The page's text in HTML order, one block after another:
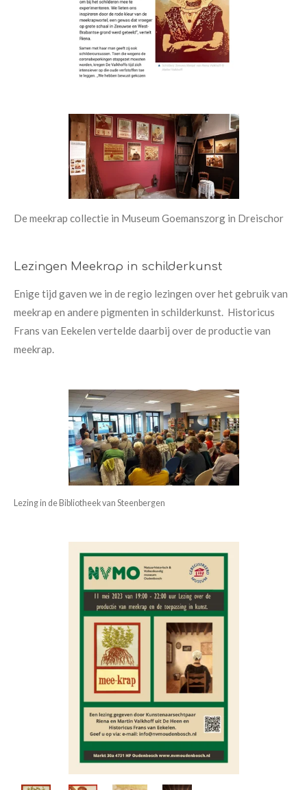
De meekrap collectie in Museum Goemanszorg in Dreischor
Lezingen Meekrap in schilderkunst
Enige tijd gaven we in de regio lezingen over het gebruik van
meekrap en andere pigmenten in schilderkunst. Historicus
Frans van Eekelen vertelde daarbij over de productie van
meekrap.
Lezing in de Bibliotheek van Steenbergen